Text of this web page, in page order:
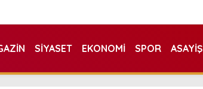
SIYASET EKONOMI SPOR ASAYIŞ